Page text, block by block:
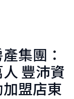
集團：
豐沛資
盟店東